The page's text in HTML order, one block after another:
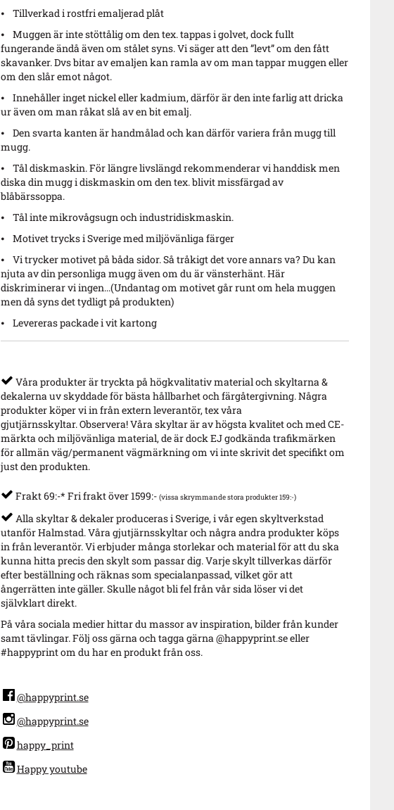
⦁ Tillverkad i rostfri emaljerad plåt
⦁ Muggen är inte stöttålig om den tex. tappas i golvet, dock fullt
fungerande ändå även om stålet syns. Vi säger att den ”levt” om den fått
skavanker. Dvs bitar av emaljen kan ramla av om man tappar muggen eller
om den slår emot något.
⦁ Innehåller inget nickel eller kadmium, därför är den inte farlig att dricka
ur även om man råkat slå av en bit emalj.
⦁ Den svarta kanten är handmålad och kan därför variera från mugg till
mugg.
⦁ Tål diskmaskin. För längre livslängd rekommenderar vi handdisk men
diska din mugg i diskmaskin om den tex. blivit missfärgad av
blåbärssoppa.
⦁ Tål inte mikrovågsugn och industridiskmaskin.
⦁ Motivet trycks i Sverige med miljövänliga färger
⦁ Vi trycker motivet på båda sidor. Så tråkigt det vore annars va? Du kan
njuta av din personliga mugg även om du är vänsterhänt. Här
diskriminerar vi ingen...(Undantag om motivet går runt om hela muggen
men då syns det tydligt på produkten)
⦁ Levereras packade i vit kartong
Våra produkter är tryckta på högkvalitativ material och skyltarna &
dekalerna uv skyddade för bästa hållbarhet och färgåtergivning. Några
produkter köper vi in från extern leverantör, tex våra
gjutjärnsskyltar. Observera! Våra skyltar är av högsta kvalitet och med CE-
märkta och miljövänliga material, de är dock EJ godkända trafikmärken
för allmän väg/permanent vägmärkning om vi inte skrivit det specifikt om
just den produkten.
Frakt 69:-* Fri frakt över 1599:- (vissa skrymmande stora produkter 159:-)
Alla skyltar & dekaler produceras i Sverige, i vår egen skyltverkstad
utanför Halmstad. Våra gjutjärnsskyltar och några andra produkter köps
in från leverantör. Vi erbjuder många storlekar och material för att du ska
kunna hitta precis den skylt som passar dig. Varje skylt tillverkas därför
efter beställning och räknas som specialanpassad, vilket gör att
ångerrätten inte gäller. Skulle något bli fel från vår sida löser vi det
självklart direkt.
På våra sociala medier hittar du massor av inspiration, bilder från kunder
samt tävlingar. Följ oss gärna och tagga gärna @happyprint.se eller
#happyprint om du har en produkt från oss.
@happyprint.se
@happyprint.se
happy_print
Happy youtube